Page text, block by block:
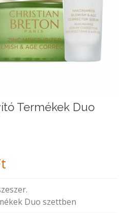
Termékek Duo
is: Duo szettben